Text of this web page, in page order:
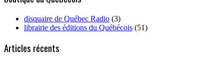
disquaire de Québec Radio (3)
librairie des éditions du Québécois (51)
Articles récents